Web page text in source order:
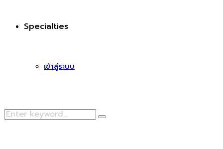
Specialties
เข้าสู่ระบบ
Search
Search